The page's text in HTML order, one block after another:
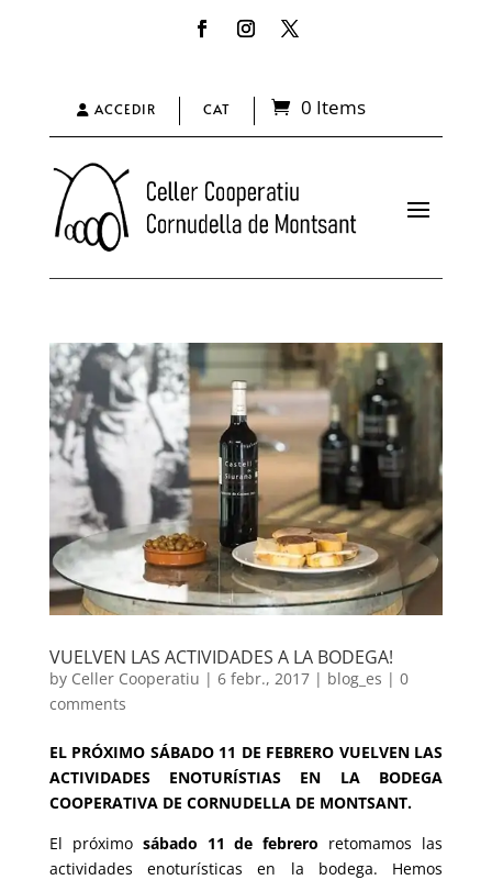
ACCEDIR CAT 0 Items
VUELVEN LAS ACTIVIDADES A LA BODEGA!
by Celler Cooperatiu | 6 febr., 2017| blog_es | 0
comments
EL PRÓXIMO SÁBADO 11 DE FEBRERO VUELVEN LAS
ACTIVIDADES ENOTURÍSTIAS EN LA BODEGA
COOPERATIVA DE CORNUDELLA DE MONTSANT.
El próximo sábado 11 de febrero retomamos las
actividades enoturísticas en la bodega. Hemos